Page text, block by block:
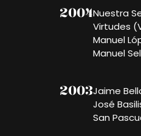
2004Nuestra
Virtudes
Manuel
Manuel
2003Jaime
José
San